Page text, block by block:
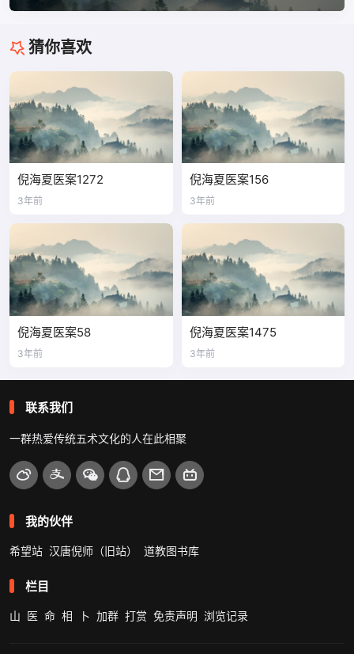
猜你喜欢
倪海夏医案1272
3年前
倪海夏医案156
3年前
倪海夏医案58
3年前
倪海夏医案1475
3年前
联系我们
一群热爱传统五术文化的人在此相聚
我的伙伴
希望站 汉唐倪师（旧站） 道教图书库
栏目
山 医 命 相 卜 加群 打赏 免责声明 浏览记录